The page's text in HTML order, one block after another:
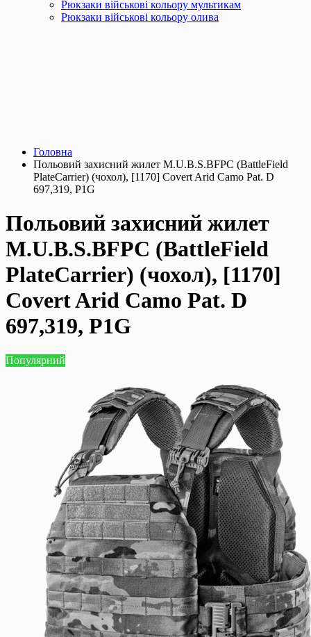
Рюкзаки військові кольору мультикам
Рюкзаки військові кольору олива
Головна
Польовий захисний жилет M.U.B.S.BFPC (BattleField
PlateCarrier) (чохол), [1170] Covert Arid Camo Pat. D
697,319, P1G
Польовий захисний жилет
M.U.B.S.BFPC (BattleField
PlateCarrier) (чохол), [1170]
Covert Arid Camo Pat. D
697,319, P1G
Популярний